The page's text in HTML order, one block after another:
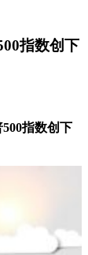
指数创下
指数创下